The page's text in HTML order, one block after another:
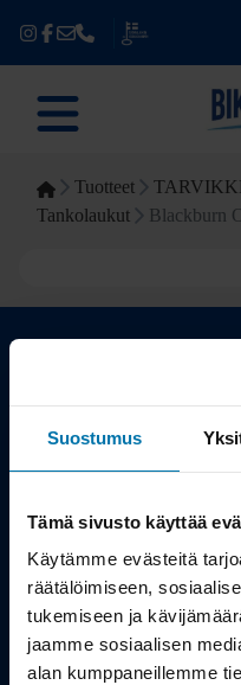
Suostumus
Tämä sivusto käyttää
Käytämme evästeitä
räätälöimiseen,
tukemiseen ja
jaamme sosiaalisen
alan kumppaneillemme
Tuotteet
Tankolaukut
Blackburn